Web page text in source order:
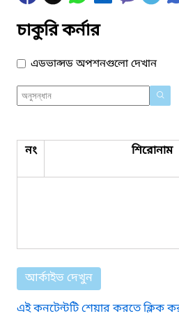
চাকুরি কর্নার
এডভান্সড অপশনগুলো দেখান
নং শিরোনাম
আর্কাইভ দেখুন
এই কনটেন্টটি শেয়ার করতে ক্লিক